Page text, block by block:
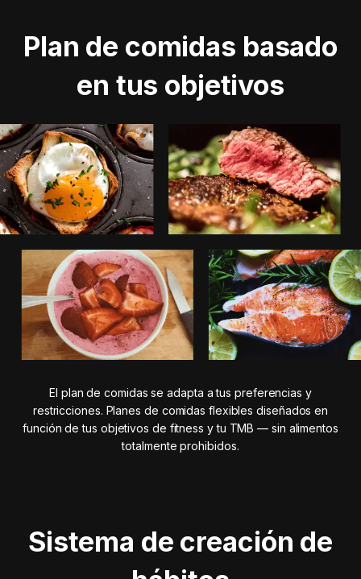
Plan de comidas basado
en tus objetivos
El plan de comidas se adapta a tus preferencias y
restricciones. Planes de comidas flexibles diseñados en
función de tus objetivos de fitness y tu TMB — sin alimentos
totalmente prohibidos.
Sistema de creación de